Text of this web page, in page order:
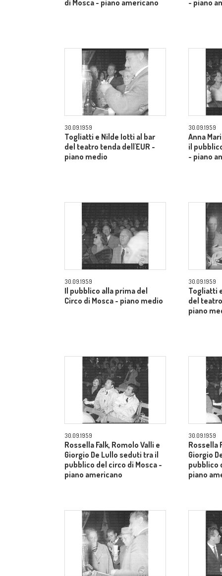
di Mosca - piano americano - piano
30.09.1959
Togliatti e Nilde Iotti al bar
del teatro tenda dell'EUR -
piano medio
30.09.1959
Anna
il
- piano
30.09.1959
Il pubblico alla prima del
Circo di Mosca - piano medio
30.09.1959
Togliatti
del
piano
30.09.1959
Rossella Falk, Romolo Valli e
Giorgio De Lullo seduti tra il
pubblico del circo di Mosca -
piano americano
30.09.1959
Rossella
Giorgio
pubblico
piano